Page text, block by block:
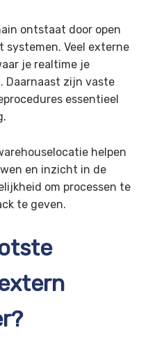
ontstaat door open
Veel externe
je realtime je
Daarnaast zijn vaste
essentieel
helpen
en inzicht in de
om processen te
te geven.